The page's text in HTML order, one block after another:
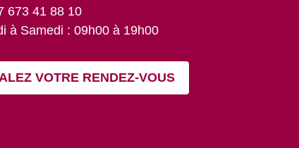
673 41 88 10
à Samedi : 09h00 à 19h00
VOTRE RENDEZ-VOUS